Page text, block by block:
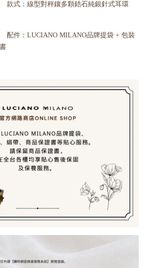
款式：線型對秤鑲多顆鋯石純銀針式耳環
配件：LUCIANO MILANO品牌提袋 + 包裝